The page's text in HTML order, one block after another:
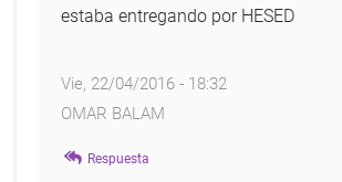
vida.
Anonimo
estaba entregando por HESED
Vie, 22/04/2016 - 18:32
OMAR BALAM
Respuesta